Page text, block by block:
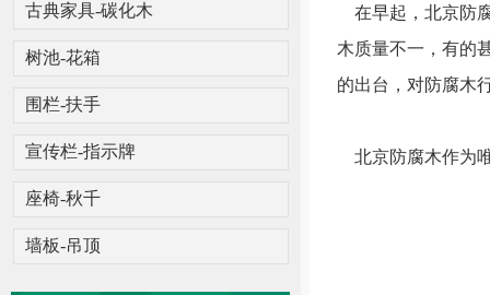
古典家具-碳化木
树池-花箱
围栏-扶手
宣传栏-指示牌
座椅-秋千
墙板-吊顶
在早起，北京防
木质量不一，有的
的出台，对防腐木
北京防腐木作为